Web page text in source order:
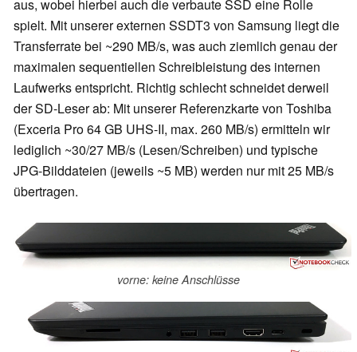
aus, wobei hierbei auch die verbaute SSD eine Rolle
spielt. Mit unserer externen SSDT3 von Samsung liegt die
Transferrate bei ~290 MB/s, was auch ziemlich genau der
maximalen sequentiellen Schreibleistung des internen
Laufwerks entspricht. Richtig schlecht schneidet derweil
der SD-Leser ab: Mit unserer Referenzkarte von Toshiba
(Exceria Pro 64 GB UHS-II, max. 260 MB/s) ermitteln wir
lediglich ~30/27 MB/s (Lesen/Schreiben) und typische
JPG-Bilddateien (jeweils ~5 MB) werden nur mit 25 MB/s
übertragen.
vorne: keine Anschlüsse